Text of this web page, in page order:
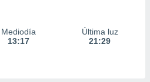
Mediodía
13:17
Última luz
21:29